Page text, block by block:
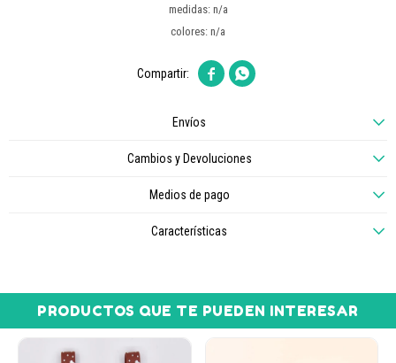
medidas: n/a
colores: n/a
 
Envíos
Cambios y Devoluciones
Medios de pago
Características
PRODUCTOS QUE TE PUEDEN INTERESAR